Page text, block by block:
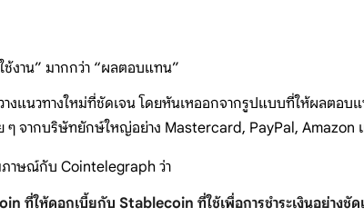
งาน” มากกว่า “ผลตอบแทน”
งแนวทางใหม่ที่ชัดเจน โดยหันเหออกจากรูปแบบที่ให้ผลตอบ
ๆ จากบริษัทยักษ์ใหญ่อย่าง Mastercard, PayPal, Amazon
ภาษณ์กับ Cointelegraph ว่า
ที่ให้ดอกเบี้ยกับ Stablecoin ที่ใช้เพื่อการชำระเงินอย่างชัด